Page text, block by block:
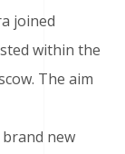
joined
within the
The aim
new